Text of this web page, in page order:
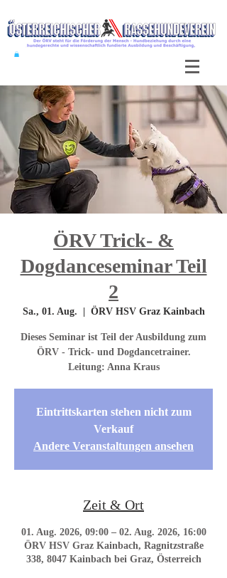
ÖRV Trick- &
Dogdanceseminar Teil
2
Sa., 01. Aug. ÖRV HSV Graz Kainbach
Dieses Seminar ist Teil der Ausbildung zum
ÖRV - Trick- und Dogdancetrainer.
Leitung: Anna Kraus
Eintrittskarten stehen nicht zum
Verkauf
Andere Veranstaltungen ansehen
Zeit & Ort
01. Aug. 2026, 09:00 – 02. Aug. 2026, 16:00
ÖRV HSV Graz Kainbach, Ragnitzstraße
338, 8047 Kainbach bei Graz, Österreich